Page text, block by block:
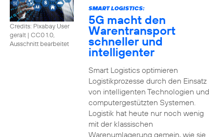
Credits: Pixabay User
geralt | CC0 1.0,
Ausschnitt bearbeitet
SMART LOGISTICS:
5G macht den
Warentransport
schneller und
intelligenter
Smart Logistics optimieren
Logistikprozesse durch den Einsatz
von intelligenten Technologien und
computergestützten Systemen.
Logistik hat heute nur noch wenig
mit der klassischen
Warenumlagerung gemein, wie sie